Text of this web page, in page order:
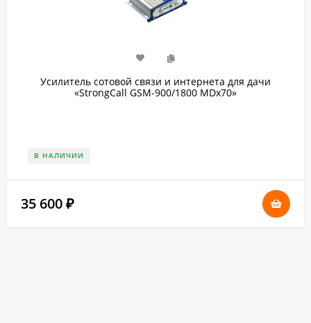
Усилитель сотовой связи и интернета для дачи
«StrongCall GSM-900/1800 MDx70»
В НАЛИЧИИ
35 600 ₽